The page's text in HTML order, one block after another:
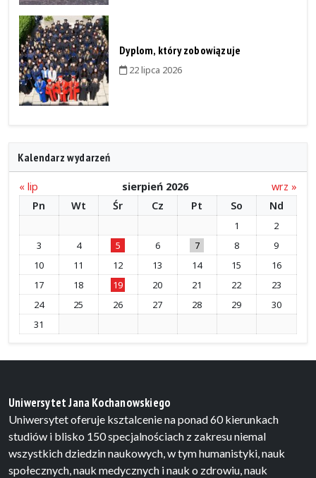
Dyplom, który zobowiązuje
22 lipca 2026
Kalendarz wydarzeń
« lip sierpień 2026
wrz »
Pn
Wt Śr Cz Pt So Nd
1
2
3
4 5 6 7 8
9
10
11 12 13 14 15
16
17
18 19 20 21 22
23
24
25 26 27 28 29
30
31
Uniwersytet Jana Kochanowskiego
Uniwersytet oferuje ksztalcenie na ponad 60 kierunkach
studiów i blisko 150 specjalnościach z zakresu niemal
wszystkich dziedzin naukowych, w tym humanistyki, nauk
społecznych, nauk medycznych i nauk o zdrowiu, nauk